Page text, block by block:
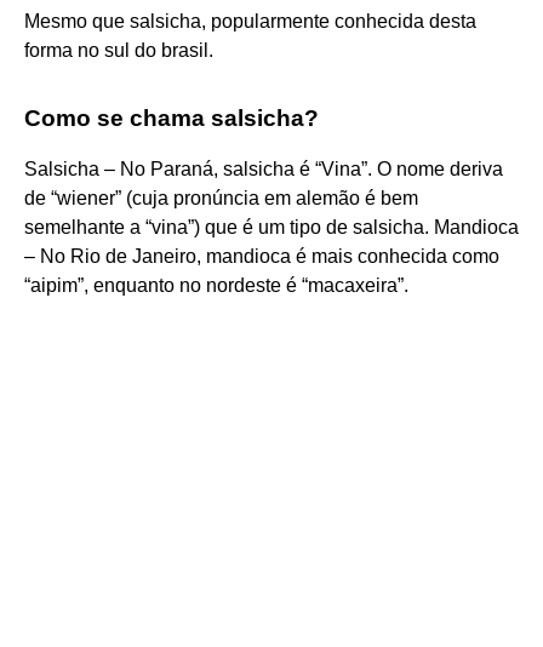
Mesmo que salsicha, popularmente conhecida desta
forma no sul do brasil.
Como se chama salsicha?
Salsicha – No Paraná, salsicha é “Vina”. O nome deriva
de “wiener” (cuja pronúncia em alemão é bem
semelhante a “vina”) que é um tipo de salsicha. Mandioca
– No Rio de Janeiro, mandioca é mais conhecida como
“aipim”, enquanto no nordeste é “macaxeira”.